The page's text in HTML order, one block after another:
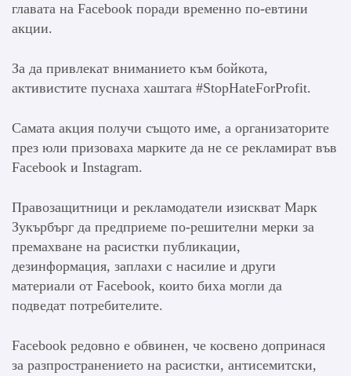
главата на Facebook поради временно по-евтини
акции.
За да привлекат вниманието към бойкота,
активистите пуснаха хаштага #StopHateForProfit.
Самата акция получи същото име, а организаторите
през юли призоваха марките да не се рекламират във
Facebook и Instagram.
Правозащитници и рекламодатели изискват Марк
Зукърбърг да предприеме по-решителни мерки за
премахване на расистки публикации,
дезинформация, заплахи с насилие и други
материали от Facebook, които биха могли да
подведат потребителите.
Facebook редовно е обвинен, че косвено допринася
за разпространението на расистки, антисемитски,